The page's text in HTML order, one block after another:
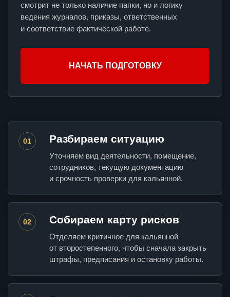
смотрит не только наличие папки, но и логику
ведения журналов, приказы, ответственных
и соответствие фактической работе.
НАЧАТЬ ПОДГОТОВКУ
01 Разбираем ситуацию
Уточняем вид деятельности, помещение,
сотрудников, текущую документацию
и срочность проверки для кальянной.
02 Собираем карту рисков
Отделяем критичное для кальянной
от второстепенного, чтобы сначала закрыть
штрафы, предписания и остановку работы.